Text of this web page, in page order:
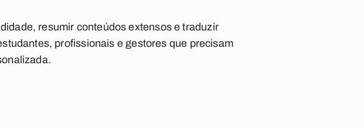
resumir conteúdos extensos e traduzir
profissionais e gestores que precisam